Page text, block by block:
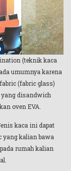
(teknik kaca
umumnya karena
(fabric glass)
yang disandwich
oven EVA.
kaca ini dapat
yang kalian bawa
rumah kalian